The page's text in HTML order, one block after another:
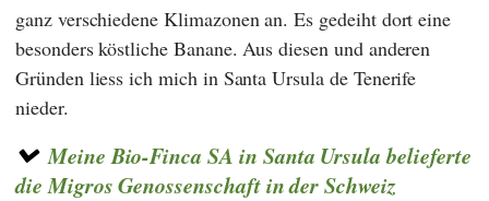
ganz verschiedene Klimazonen an. Es gedeiht dort eine
besonders köstliche Banane. Aus diesen und anderen
Gründen liess ich mich in Santa Ursula de Tenerife
nieder.
Meine Bio-Finca SA in Santa Ursula belieferte
die Migros Genossenschaft in der Schweiz